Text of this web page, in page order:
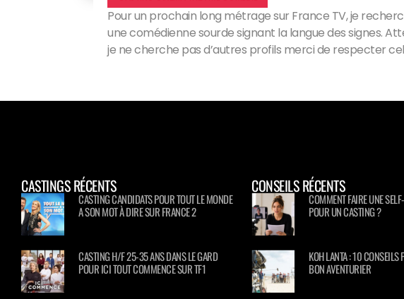
Pour un prochain long métrage sur France TV, je
une comédienne sourde signant la langue des signes.
je ne cherche pas d’autres profils merci de respecter
CASTINGS RÉCENTS
CASTING CANDIDATS POUR TOUT LE MONDE
A SON MOT À DIRE SUR FRANCE 2
CASTING H/F 25-35 ANS DANS LE GARD
POUR ICI TOUT COMMENCE SUR TF1
CONSEILS RÉCENTS
COMMENT FAIRE UNE
POUR UN CASTING ?
KOH LANTA : 10 CONSEILS
BON AVENTURIER